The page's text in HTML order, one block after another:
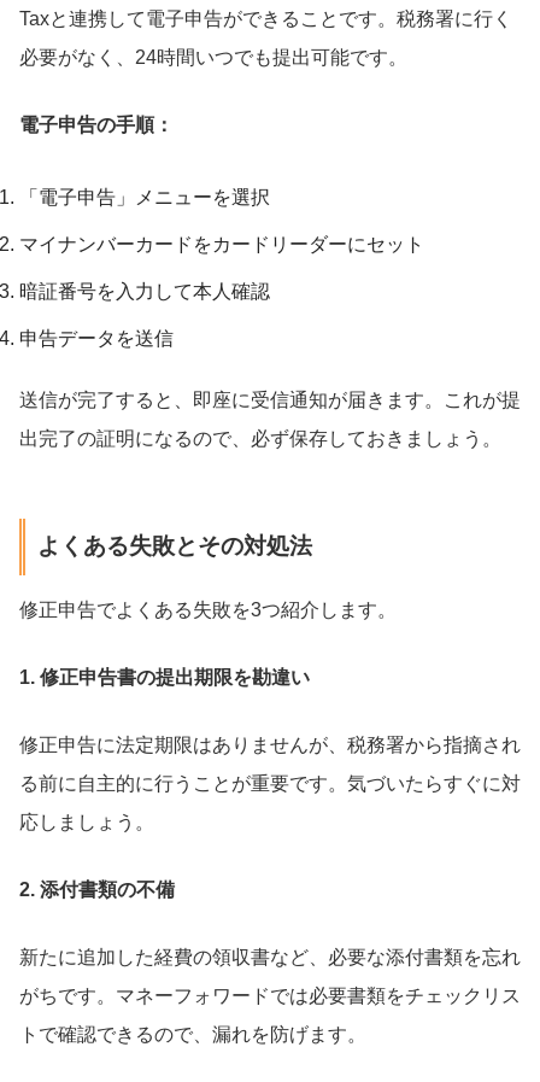
Taxと連携して電子申告ができることです。税務署に行く
必要がなく、24時間いつでも提出可能です。
電子申告の手順：
「電子申告」メニューを選択
マイナンバーカードをカードリーダーにセット
暗証番号を入力して本人確認
申告データを送信
送信が完了すると、即座に受信通知が届きます。これが提
出完了の証明になるので、必ず保存しておきましょう。
よくある失敗とその対処法
修正申告でよくある失敗を3つ紹介します。
1. 修正申告書の提出期限を勘違い
修正申告に法定期限はありませんが、税務署から指摘され
る前に自主的に行うことが重要です。気づいたらすぐに対
応しましょう。
2. 添付書類の不備
新たに追加した経費の領収書など、必要な添付書類を忘れ
がちです。マネーフォワードでは必要書類をチェックリス
トで確認できるので、漏れを防げます。